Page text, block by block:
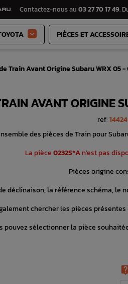
Contactez-nous au 03 27 70 17 49.
 PIÈCES ET
Train Avant Origine Subaru WRX 05 -
AVANT ORIGINE
ref:14424
des pièces de Train pour
La pièce0232S*An'est pas
Pièces origine
déclinaison, la référence schéma,
chercher les pièces
pouvez sélectionner la pièce
